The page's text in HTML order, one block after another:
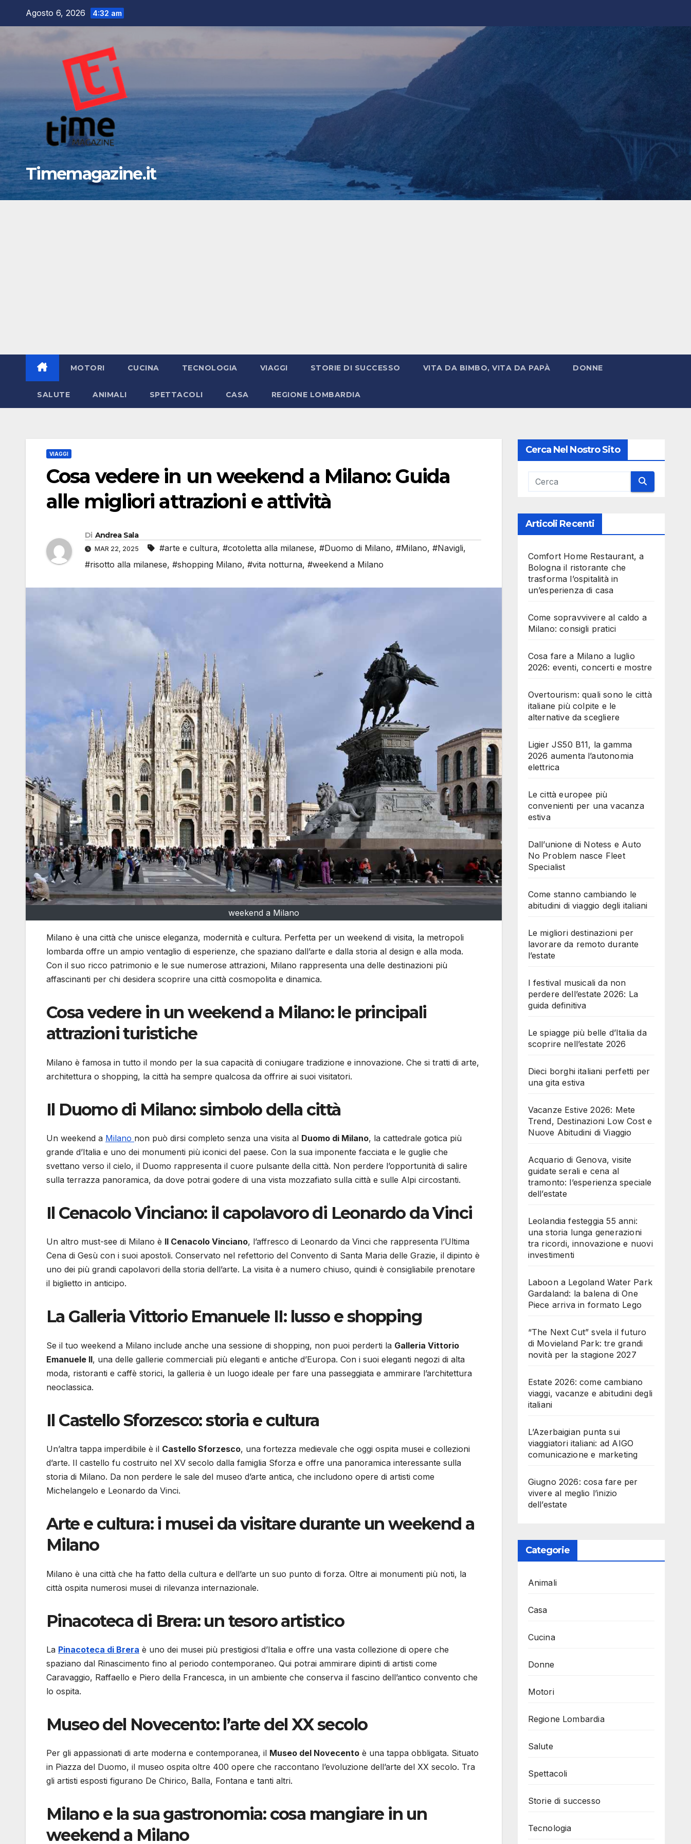
Agosto 6, 2026 4:32 am
Timemagazine.it
MOTORI CUCINA TECNOLOGIA VIAGGI STORIE DI SUCCESSO VITA DA BIMBO, VITA DA PAPÀ DONNE
SALUTE ANIMALI SPETTACOLI CASA REGIONE LOMBARDIA
VIAGGI
Cosa vedere in un weekend a Milano: Guida
alle migliori attrazioni e attività
Di Andrea Sala
MAR 22, 2025 #arte e cultura, #cotoletta alla milanese, #Duomo di Milano, #Milano, #Navigli,
#risotto alla milanese, #shopping Milano, #vita notturna, #weekend a Milano
weekend a Milano
Milano è una città che unisce eleganza, modernità e cultura. Perfetta per un weekend di visita, la metropoli
lombarda offre un ampio ventaglio di esperienze, che spaziano dall’arte e dalla storia al design e alla moda.
Con il suo ricco patrimonio e le sue numerose attrazioni, Milano rappresenta una delle destinazioni più
affascinanti per chi desidera scoprire una città cosmopolita e dinamica.
Cosa vedere in un weekend a Milano: le principali
attrazioni turistiche
Milano è famosa in tutto il mondo per la sua capacità di coniugare tradizione e innovazione. Che si tratti di arte,
architettura o shopping, la città ha sempre qualcosa da offrire ai suoi visitatori.
Il Duomo di Milano: simbolo della città
Un weekend a Milano non può dirsi completo senza una visita al Duomo di Milano, la cattedrale gotica più
grande d’Italia e uno dei monumenti più iconici del paese. Con la sua imponente facciata e le guglie che
svettano verso il cielo, il Duomo rappresenta il cuore pulsante della città. Non perdere l’opportunità di salire
sulla terrazza panoramica, da dove potrai godere di una vista mozzafiato sulla città e sulle Alpi circostanti.
Il Cenacolo Vinciano: il capolavoro di Leonardo da Vinci
Un altro must-see di Milano è Il Cenacolo Vinciano, l’affresco di Leonardo da Vinci che rappresenta l’Ultima
Cena di Gesù con i suoi apostoli. Conservato nel refettorio del Convento di Santa Maria delle Grazie, il dipinto è
uno dei più grandi capolavori della storia dell’arte. La visita è a numero chiuso, quindi è consigliabile prenotare
il biglietto in anticipo.
La Galleria Vittorio Emanuele II: lusso e shopping
Se il tuo weekend a Milano include anche una sessione di shopping, non puoi perderti la Galleria Vittorio
Emanuele II, una delle gallerie commerciali più eleganti e antiche d’Europa. Con i suoi eleganti negozi di alta
moda, ristoranti e caffè storici, la galleria è un luogo ideale per fare una passeggiata e ammirare l’architettura
neoclassica.
Il Castello Sforzesco: storia e cultura
Un’altra tappa imperdibile è il Castello Sforzesco, una fortezza medievale che oggi ospita musei e collezioni
d’arte. Il castello fu costruito nel XV secolo dalla famiglia Sforza e offre una panoramica interessante sulla
storia di Milano. Da non perdere le sale del museo d’arte antica, che includono opere di artisti come
Michelangelo e Leonardo da Vinci.
Arte e cultura: i musei da visitare durante un weekend a
Milano
Milano è una città che ha fatto della cultura e dell’arte un suo punto di forza. Oltre ai monumenti più noti, la
città ospita numerosi musei di rilevanza internazionale.
Pinacoteca di Brera: un tesoro artistico
La Pinacoteca di Brera è uno dei musei più prestigiosi d’Italia e offre una vasta collezione di opere che
spaziano dal Rinascimento fino al periodo contemporaneo. Qui potrai ammirare dipinti di artisti come
Caravaggio, Raffaello e Piero della Francesca, in un ambiente che conserva il fascino dell’antico convento che
lo ospita.
Museo del Novecento: l’arte del XX secolo
Per gli appassionati di arte moderna e contemporanea, il Museo del Novecento è una tappa obbligata. Situato
in Piazza del Duomo, il museo ospita oltre 400 opere che raccontano l’evoluzione dell’arte del XX secolo. Tra
gli artisti esposti figurano De Chirico, Balla, Fontana e tanti altri.
Milano e la sua gastronomia: cosa mangiare in un
weekend a Milano
Cerca Nel Nostro Sito
Articoli Recenti
Comfort Home Restaurant, a
Bologna il ristorante che
trasforma l’ospitalità in
un’esperienza di casa
Come sopravvivere al caldo a
Milano: consigli pratici
Cosa fare a Milano a luglio
2026: eventi, concerti e mostre
Overtourism: quali sono le città
italiane più colpite e le
alternative da scegliere
Ligier JS50 B11, la gamma
2026 aumenta l’autonomia
elettrica
Le città europee più
convenienti per una vacanza
estiva
Dall’unione di Notess e Auto
No Problem nasce Fleet
Specialist
Come stanno cambiando le
abitudini di viaggio degli italiani
Le migliori destinazioni per
lavorare da remoto durante
l’estate
I festival musicali da non
perdere dell’estate 2026: La
guida definitiva
Le spiagge più belle d’Italia da
scoprire nell’estate 2026
Dieci borghi italiani perfetti per
una gita estiva
Vacanze Estive 2026: Mete
Trend, Destinazioni Low Cost e
Nuove Abitudini di Viaggio
Acquario di Genova, visite
guidate serali e cena al
tramonto: l’esperienza speciale
dell’estate
Leolandia festeggia 55 anni:
una storia lunga generazioni
tra ricordi, innovazione e nuovi
investimenti
Laboon a Legoland Water Park
Gardaland: la balena di One
Piece arriva in formato Lego
“The Next Cut” svela il futuro
di Movieland Park: tre grandi
novità per la stagione 2027
Estate 2026: come cambiano
viaggi, vacanze e abitudini degli
italiani
L’Azerbaigian punta sui
viaggiatori italiani: ad AIGO
comunicazione e marketing
Giugno 2026: cosa fare per
vivere al meglio l’inizio
dell’estate
Categorie
Animali
Casa
Cucina
Donne
Motori
Regione Lombardia
Salute
Spettacoli
Storie di successo
Tecnologia